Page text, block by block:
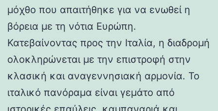
μόχθο που απαιτήθηκε για να ενωθεί η
βόρεια με τη νότια Ευρώπη.
Κατεβαίνοντας προς την Ιταλία, η διαδρομή
ολοκληρώνεται με την επιστροφή στην
κλασική και αναγεννησιακή αρμονία. Το
ιταλικό πανόραμα είναι γεμάτο από